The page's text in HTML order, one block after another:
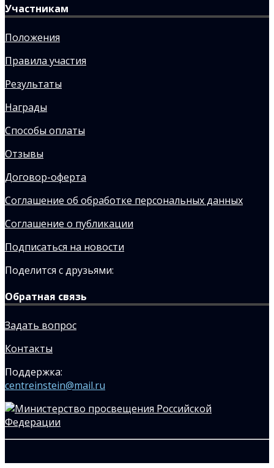
Участникам
Положения
Правила участия
Результаты
Награды
Способы оплаты
Отзывы
Договор-оферта
Соглашение об обработке персональных данных
Соглашение о публикации
Подписаться на новости
Поделится с друзьями:
Обратная связь
Задать вопрос
Контакты
Поддержка:
centreinstein@mail.ru